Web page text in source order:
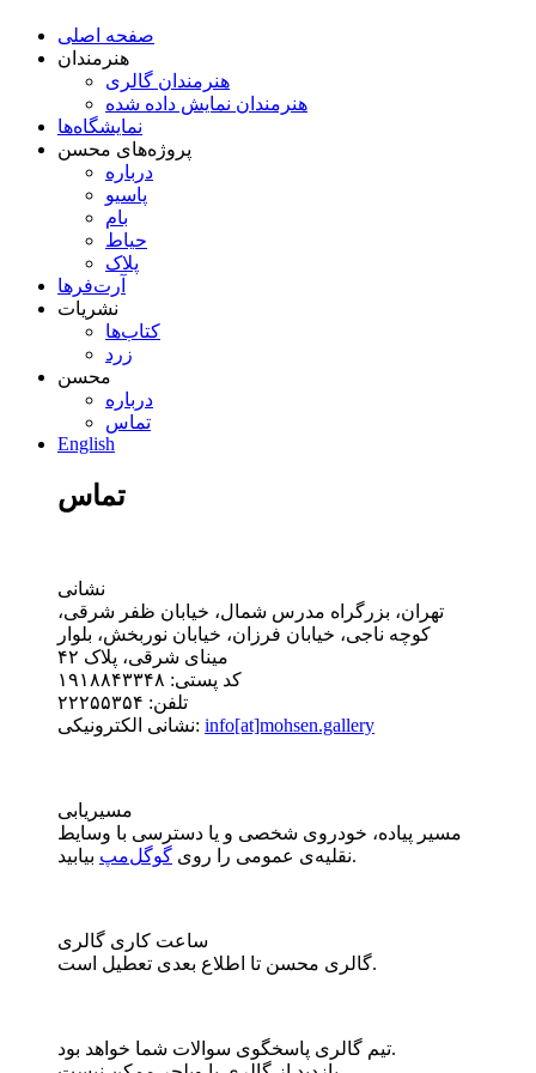
صفحه اصلی
هنرمندان
هنرمندان گالری
هنرمندان نمایش داده شده
نمایشگاه‌ها
پروژه‌های محسن
درباره
پاسیو
بام
حیاط
پلاک
آرت‌فرها
نشریات
کتاب‌ها
زرد
محسن
درباره
تماس
English
تماس
نشانی
تهران، بزرگراه مدرس شمال، خیابان ظفر شرقی،
کوچه ناجی، خیابان فرزان، خیابان نوربخش، بلوار
مینای شرقی، پلاک ۴۲
کد پستی: ۱۹۱۸۸۴۳۳۴۸
تلفن: ۲۲۲۵۵۳۵۴
نشانی الکترونیکی: info[at]mohsen.gallery
مسیریابی
مسیر پیاده، خودروی شخصی و یا دسترسی با وسایط
نقلیه‌ی عمومی را روی گوگل‌مپ بیابید.
ساعت کاری گالری
گالری محسن تا اطلاع بعدی تعطیل است.
تیم گالری پاسخگوی سوالات شما خواهد بود.